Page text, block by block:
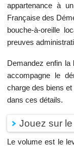
appartenance à
Française des
bouche-à-oreille
preuves
Demandez enfin la
accompagne le
charge des biens
dans ces détails.
Jouez sur
Le volume est le